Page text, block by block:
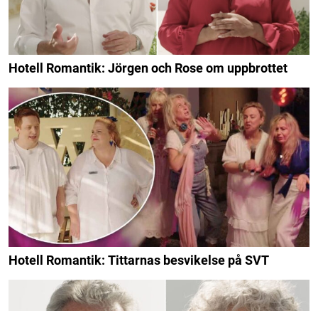
Hotell Romantik: Jörgen och Rose om uppbrottet
Hotell Romantik: Tittarnas besvikelse på SVT